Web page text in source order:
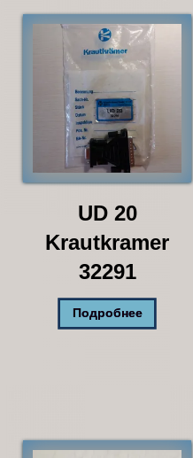
UD 20
Krautkramer
32291
Подробнее